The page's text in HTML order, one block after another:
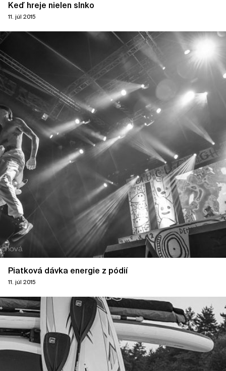
Keď hreje nielen slnko
11. júl 2015
Piatková dávka energie z pódií
11. júl 2015